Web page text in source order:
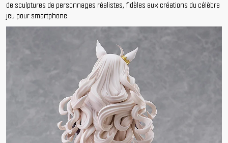
de sculptures de personnages réalistes, fidèles aux créations du célèbre
jeu pour smartphone.